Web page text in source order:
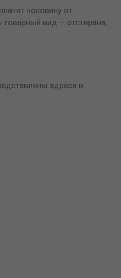
половину от
вид — отстирана,
адреса и